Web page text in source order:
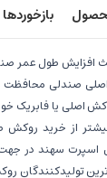
بازخوردها
افزایش طول عمر
صندلی محافظت
اصلی یا فابریک
از خرید
اسپرت سهند در
تولیدکنندگان